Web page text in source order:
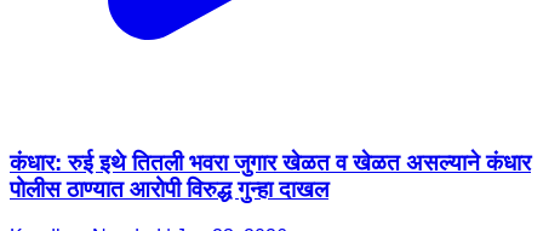
कंधार: रुई इथे तितली भवरा जुगार खेळत व खेळत असल्याने कंधार
पोलीस ठाण्यात आरोपी विरुद्ध गुन्हा दाखल